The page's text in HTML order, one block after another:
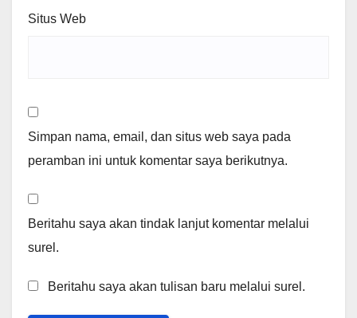
Situs Web
Simpan nama, email, dan situs web saya pada
peramban ini untuk komentar saya berikutnya.
Beritahu saya akan tindak lanjut komentar melalui
surel.
Beritahu saya akan tulisan baru melalui surel.